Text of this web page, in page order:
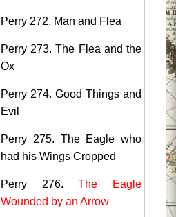
Perry 272. Man and Flea
Perry 273. The Flea and the
Ox
Perry 274. Good Things and
Evil
Perry 275. The Eagle who
had his Wings Cropped
Perry 276.The Eagle
Wounded by an Arrow